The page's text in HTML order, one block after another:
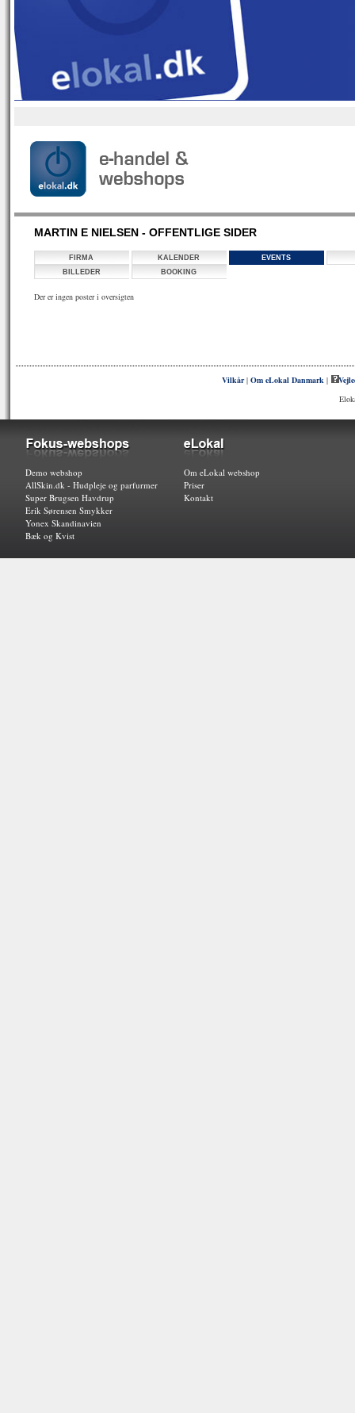
MARTIN E NIELSEN - OFFENTLIGE SIDER
FIRMA KALENDER
EVENTS
BILLEDER
BOOKING
Der er ingen poster i oversigten
Vilkår|Om eLokal Danmark |
Demo webshop
AllSkin.dk - Hudpleje og parfurmer
Super Brugsen Havdrup
Erik Sørensen Smykker
Yonex Skandinavien
Bæk og Kvist
Om eLokal webshop
Priser
Kontakt